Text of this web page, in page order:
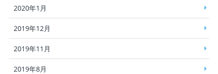
2020年1月
2019年12月
2019年11月
2019年8月